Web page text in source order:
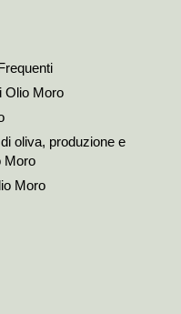
Olio Moro
oliva, produzione e
Moro
Moro